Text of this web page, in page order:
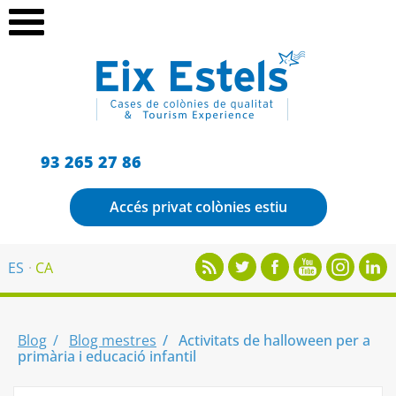
93 265 27 86
Accés privat colònies estiu
ES CA
Blog Blog mestres
Activitats de halloween per a
primària i educació infantil